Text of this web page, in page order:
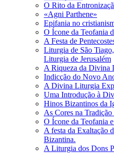
O Rito da
«Agni Parthene»
Epifania no
O Ícone da Teofania
A Festa de
Liturgia de São
Liturgia de Jerusalém
A Riqueza da Divina
Indicção do Novo
A Divina Liturgia
Uma Introdução à
Hinos Bizantinos da
As Cores na
O Ícone da Teofania
A festa da Exaltação
Bizantina.
A Liturgia dos Dons